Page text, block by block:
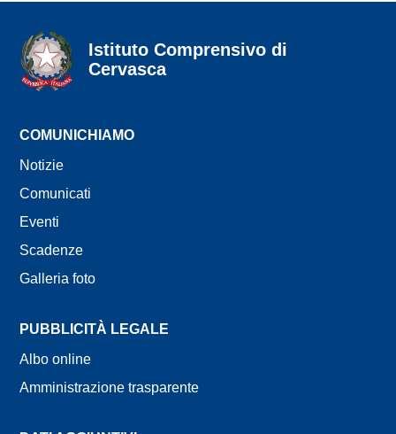
Istituto Comprensivo di
Cervasca
COMUNICHIAMO
Notizie
Comunicati
Eventi
Scadenze
Galleria foto
PUBBLICITÀ LEGALE
Albo online
Amministrazione trasparente